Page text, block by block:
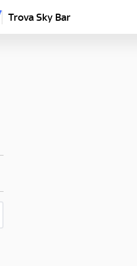
Trova Sky Bar